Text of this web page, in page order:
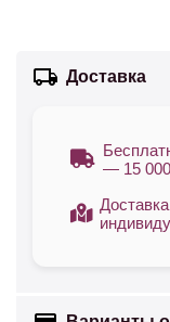
Доставка
— 15